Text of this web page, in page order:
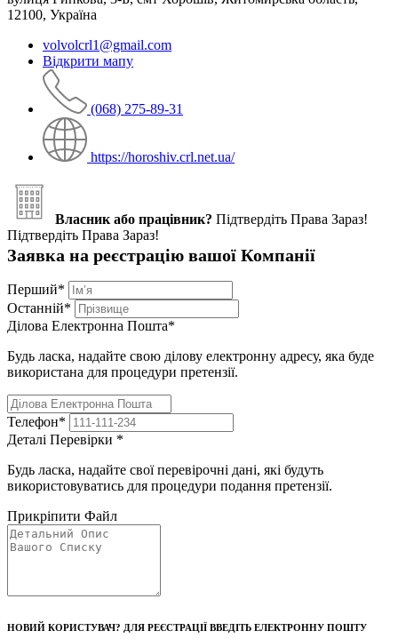
12100, Україна
volvolcrl1@gmail.com
Відкрити мапу
(068) 275-89-31
https://horoshiv.crl.net.ua/
Власник або працівник? Підтвердіть Права Зараз!
Підтвердіть Права Зараз!
Заявка на реєстрацію вашої Компанії
Перший*
Останній*
Ділова Електронна Пошта*
Будь ласка, надайте свою ділову електронну адресу, яка буде
використана для процедури претензії.
Телефон*
Деталі Перевірки *
Будь ласка, надайте свої перевірочні дані, які будуть
використовуватись для процедури подання претензії.
Прикріпити Файл
НОВИЙ КОРИСТУВАЧ? ДЛЯ РЕЄСТРАЦІЇ ВВЕДІТЬ ЕЛЕКТРОННУ ПОШТУ